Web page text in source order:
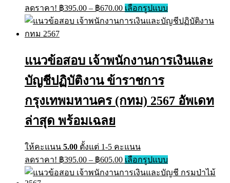
ลดราคา! ฿395.00 – ฿670.00Price
range:
฿395.00
เลือกรูปแบบThis
product
has
options
on
the
แนวข้อสอบ เจ้าพนักงานการเงินและ
บัญชีปฏิบัติงาน ข้าราชการ
กรุงเทพมหานคร (กทม) 2567 อัพเดท
ล่าสุด พร้อมเฉลย
ให้คะแนน 5.00 ตั้งแต่ 1-5 คะแนน
ลดราคา! ฿395.00 – ฿605.00Price
range:
฿395.00
เลือกรูปแบบThis
product
has